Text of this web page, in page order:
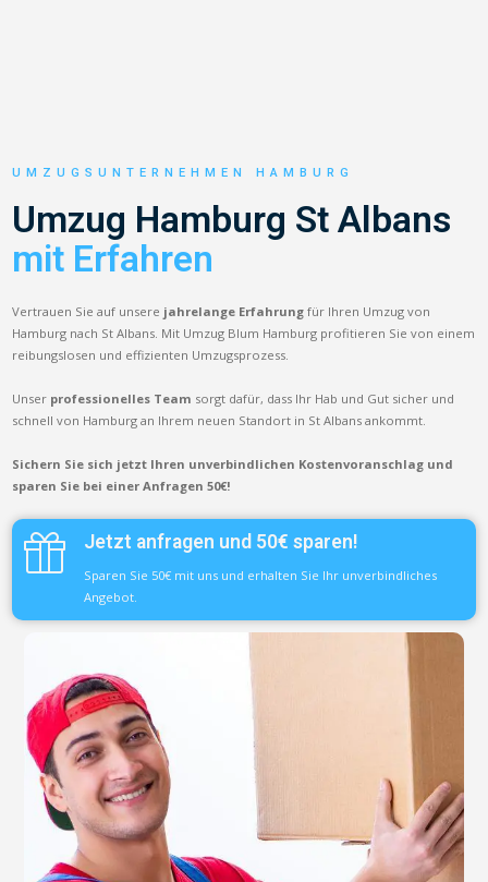
UMZUGSUNTERNEHMEN HAMBURG
Umzug Hamburg St Albans
mit Erfahren
Vertrauen Sie auf unsere jahrelange Erfahrung für Ihren Umzug von
Hamburg nach St Albans. Mit Umzug Blum Hamburg profitieren Sie von einem
reibungslosen und effizienten Umzugsprozess.
Unser professionelles Team sorgt dafür, dass Ihr Hab und Gut sicher und
schnell von Hamburg an Ihrem neuen Standort in St Albans ankommt.
Sichern Sie sich jetzt Ihren unverbindlichen Kostenvoranschlag und
sparen Sie bei einer Anfragen 50€!
Jetzt anfragen und 50€ sparen!
Sparen Sie 50€ mit uns und erhalten Sie Ihr unverbindliches
Angebot.